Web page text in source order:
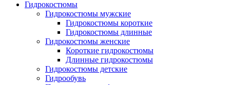
Гидрокостюмы
Гидрокостюмы мужские
Гидрокостюмы короткие
Гидрокостюмы длинные
Гидрокостюмы женские
Короткие гидрокостюмы
Длинные гидрокостюмы
Гидрокостюмы детские
Гидрообувь